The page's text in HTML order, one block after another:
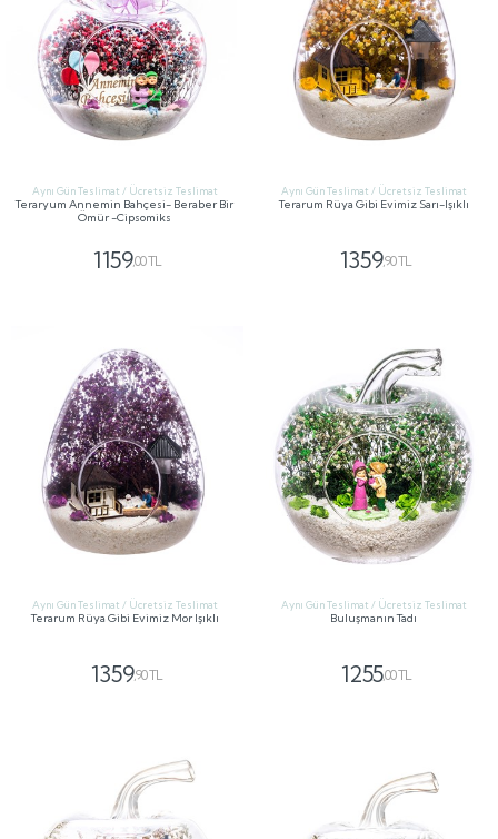
Aynı Gün Teslimat / Ücretsiz Teslimat
Teraryum Annemin Bahçesi- Beraber Bir
Ömür -Cipsomiks
1159,00 TL
Aynı Gün Teslimat / Ücretsiz Teslimat
Terarum Rüya Gibi Evimiz Sarı-Işıklı
1359,90 TL
Aynı Gün Teslimat / Ücretsiz Teslimat
Terarum Rüya Gibi Evimiz Mor Işıklı
1359,90 TL
Aynı Gün Teslimat / Ücretsiz Teslimat
Buluşmanın Tadı
1255,00 TL